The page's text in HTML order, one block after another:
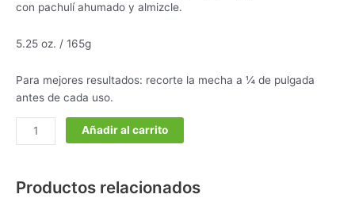
con pachulí ahumado y almizcle.
5.25 oz. / 165g
Para mejores resultados: recorte la mecha a ¼ de pulgada
antes de cada uso.
Añadir al carrito
Productos relacionados